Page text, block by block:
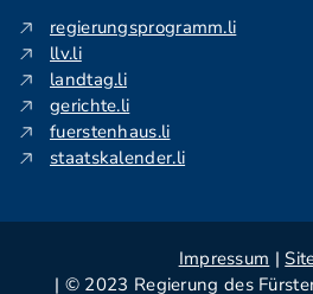
regierungsprogramm.li
llv.li
landtag.li
gerichte.li
fuerstenhaus.li
staatskalender.li
Impressum |
| © 2023 Regierung des